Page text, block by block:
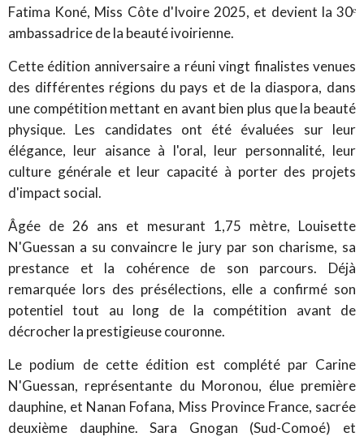
Fatima Koné, Miss Côte d'Ivoire 2025, et devient la 30ᵉ
ambassadrice de la beauté ivoirienne.
Cette édition anniversaire a réuni vingt finalistes venues
des différentes régions du pays et de la diaspora, dans
une compétition mettant en avant bien plus que la beauté
physique. Les candidates ont été évaluées sur leur
élégance, leur aisance à l'oral, leur personnalité, leur
culture générale et leur capacité à porter des projets
d'impact social.
Âgée de 26 ans et mesurant 1,75 mètre, Louisette
N'Guessan a su convaincre le jury par son charisme, sa
prestance et la cohérence de son parcours. Déjà
remarquée lors des présélections, elle a confirmé son
potentiel tout au long de la compétition avant de
décrocher la prestigieuse couronne.
Le podium de cette édition est complété par Carine
N'Guessan, représentante du Moronou, élue première
dauphine, et Nanan Fofana, Miss Province France, sacrée
deuxième dauphine. Sara Gnogan (Sud-Comoé) et